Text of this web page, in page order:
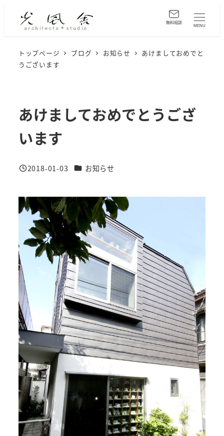
MENU
トップページ ブログ お知らせ
あけましておめでと
うございます
あけましておめでとうござ
います
投稿日
2018-01-03 カテゴリー
お知らせ
無料相談